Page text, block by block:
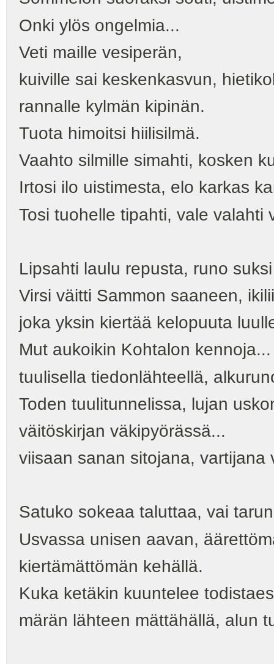
Onki ylös ongelmia...
Veti maille vesiperän,
kuiville sai keskenkasvun,
rannalle kylmän kipinän.
Tuota himoitsi hiilisilmä.
Vaahto silmille simahti, kosken
Irtosi ilo uistimesta, elo karkas
Tosi tuohelle tipahti, vale valahti
Lipsahti laulu repusta, runo
Virsi väitti Sammon saaneen,
joka yksin kiertää kelopuuta
Mut aukoikin Kohtalon kennoja...
tuulisella tiedonlähteellä,
Toden tuulitunnelissa, lujan
väitöskirjan väkipyörässä...
viisaan sanan sitojana, vartijana
Satuko sokeaa taluttaa, vai
Usvassa unisen aavan,
kiertämättömän kehällä.
Kuka ketäkin kuuntelee
märän lähteen mättähällä, alun